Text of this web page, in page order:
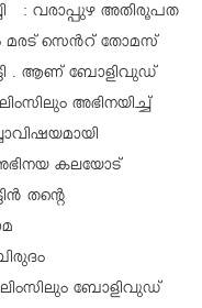
: വരാപ്പുഴ അതിരൂപത
മരട് സെൻറ് തോമസ്
. ആണ് ബോളിവുഡ്
അഭിനയിച്ച്
കലയോട്
തൻ്റെ
ബോളിവുഡ്